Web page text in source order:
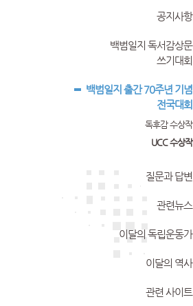
공지사항
백범일지 독서감상문
쓰기대회
백범일지 출간 70주년 기념
전국대회
독후감 수상작
UCC 수상작
질문과 답변
관련뉴스
이달의 독립운동가
이달의 역사
관련 사이트